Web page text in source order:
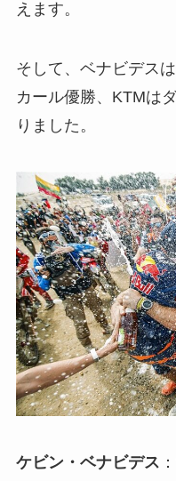
えます。
そして、ベナビデス
カール優勝、KTMは
りました。
ケビン・ベナビデス